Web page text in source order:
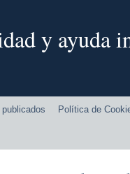
y ayuda
Política de